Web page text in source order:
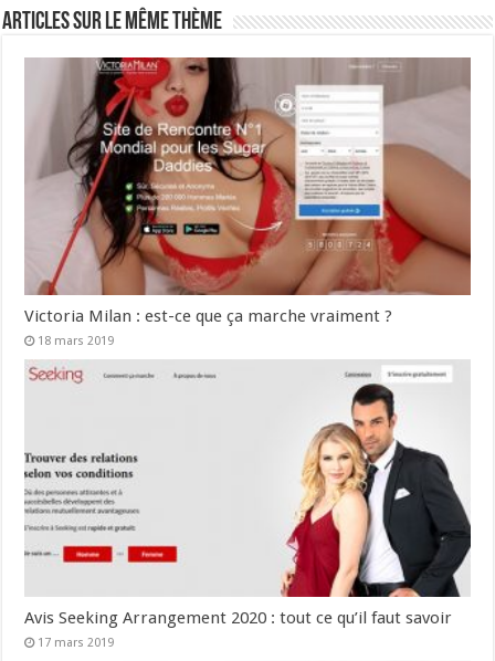
Articles sur le même thème
Victoria Milan : est-ce que ça marche vraiment ?
18 mars 2019
Avis Seeking Arrangement 2020 : tout ce qu’il faut savoir
17 mars 2019